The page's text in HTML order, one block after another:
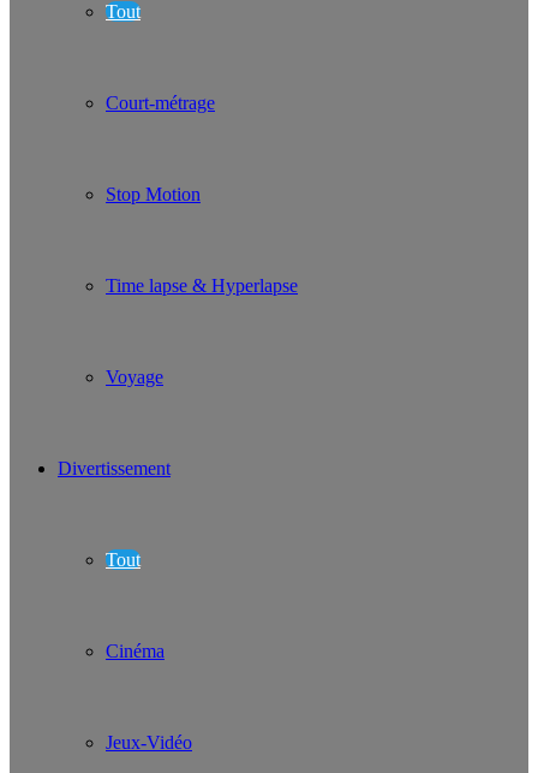
Tout
Court-métrage
Stop Motion
Time lapse & Hyperlapse
Voyage
Divertissement
Tout
Cinéma
Jeux-Vidéo